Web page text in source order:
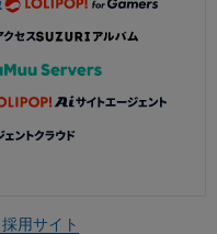
採用サイト